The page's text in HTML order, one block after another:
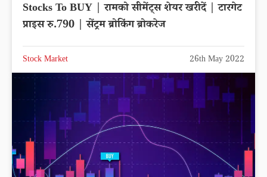
Stocks To BUY | रामको सीमेंट्स शेयर खरीदें | टारगेट
प्राइस रु.790 | सेंट्रम ब्रोकिंग ब्रोकरेज
Stock Market 26th May 2022